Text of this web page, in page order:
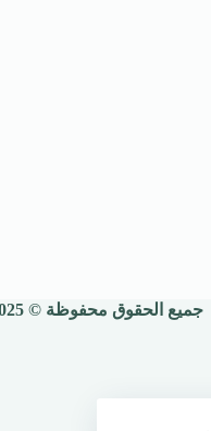
جميع الحقوق محفوظة © 2025 | أستاذ محمود السني